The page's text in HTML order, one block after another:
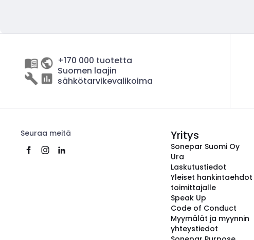
+170 000 tuotetta
Suomen laajin
sähkötarvikevalikoima
Seuraa meitä Yritys
Sonepar Suomi Oy
Ura
Laskutustiedot
Yleiset hankintaehdot
toimittajalle
Speak Up
Code of Conduct
Myymälät ja myynnin
yhteystiedot